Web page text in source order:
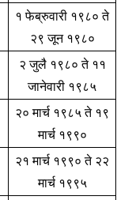
worry, we respect
Your information is
१ फेब्रुवारी १९८० ते
२९ जून १९८०
२ जुलै १९८० ते ११
जानेवारी १९८५
२० मार्च १९८५ ते १९
मार्च १९९०
२१ मार्च १९९० ते २२
मार्च १९९५